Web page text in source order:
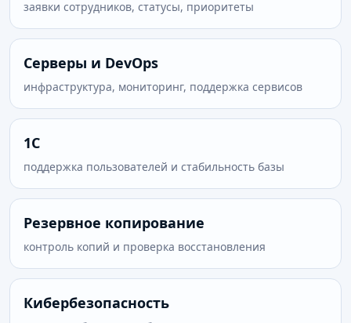
заявки сотрудников, статусы, приоритеты
Серверы и DevOps
инфраструктура, мониторинг, поддержка сервисов
1С
поддержка пользователей и стабильность базы
Резервное копирование
контроль копий и проверка восстановления
Кибербезопасность